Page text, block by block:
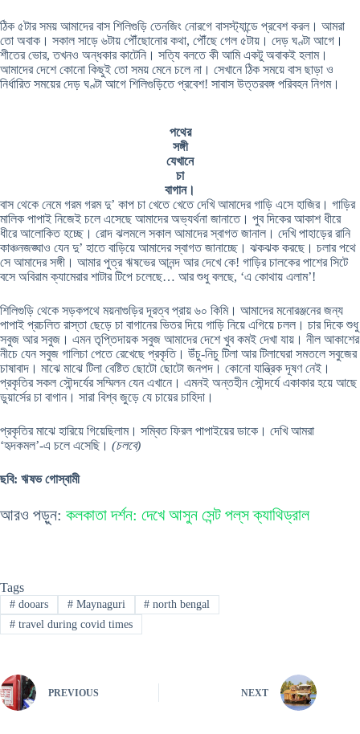
ঠিক ৫টার সময় আমাদের বাস শিলিগুড়ি তেনজিং নোরগে বাসস্ট্যান্ডে প্রবেশ করল। আমরা
তো অবাক। সকাল সাড়ে ৬টায় পৌঁছোনোর কথা, পৌঁছে গেল ৫টায়। দেড় ঘণ্টা আগে।
শীতের ভোর, তখনও অন্ধকার কাটেনি। সত্যি বলতে কী আমি একটু অবাকই হলাম।
আমাদের দেশে কোনো কিছুই তো সময় মেনে চলে না। সেখানে ঠিক সময়ে বাস ছাড়া ও
নির্ধারিত সময়ের দেড় ঘণ্টা আগে শিলিগুড়িতে প্রবেশ! সাবাস উত্তরবঙ্গ পরিবহন নিগম।
পথের
সঙ্গী
যেখানে
চা
বাগান।
বাস থেকে নেমে গরম গরম দু’ কাপ চা খেতে খেতে দেখি আমাদের গাড়ি এসে হাজির। গাড়ির
মালিক পাপাই নিজেই চলে এসেছে আমাদের অভ্যর্থনা জানাতে। পুব দিকের আকাশ ধীরে
ধীরে আলোকিত হচ্ছে। রোদ ঝলমলে সকাল আমাদের স্বাগত জানাল। দেখি পাহাড়ের রানি
কাঞ্চনজঙ্ঘাও যেন দু’ হাতে বাড়িয়ে আমাদের স্বাগত জানাচ্ছে। ঝকঝক করছে। চলার পথে
সে আমাদের সঙ্গী। আমার পুত্র ঋষভের আনন্দ আর দেখে কে! গাড়ির চালকের পাশের সিটে
বসে অবিরাম ক্যামেরার শাটার টিপে চলেছে… আর শুধু বলছে, ‘এ কোথায় এলাম’!
শিলিগুড়ি থেকে সড়কপথে ময়নাগুড়ির দূরত্ব প্রায় ৬০ কিমি। আমাদের মনোরঞ্জনের জন্য
পাপাই প্রচলিত রাস্তা ছেড়ে চা বাগানের ভিতর দিয়ে গাড়ি নিয়ে এগিয়ে চলল। চার দিকে শুধু
সবুজ আর সবুজ। এমন তৃপ্তিদায়ক সবুজ আমাদের দেশে খুব কমই দেখা যায়। নীল আকাশের
নীচে যেন সবুজ গালিচা পেতে রেখেছে প্রকৃতি। উঁচু-নিচু টিলা আর টিলাঘেরা সমতলে সবুজের
চাষাবাদ। মাঝে মাঝে টিলা বেষ্টিত ছোটো ছোটো জনপদ। কোনো যান্ত্রিক দূষণ নেই।
প্রকৃতির সকল সৌন্দর্যের সম্মিলন যেন এখানে। এমনই অন্তহীন সৌন্দর্যে একাকার হয়ে আছে
ডুয়ার্সের চা বাগান। সারা বিশ্ব জুড়ে যে চায়ের চাহিদা।
প্রকৃতির মাঝে হারিয়ে গিয়েছিলাম। সম্বিত ফিরল পাপাইয়ের ডাকে। দেখি আমরা
‘হৃদকমল’-এ চলে এসেছি। (চলবে)
ছবি: ঋষভ গোস্বামী
আরও পড়ুন: কলকাতা দর্শন: দেখে আসুন সেন্ট পল্‌স ক্যাথিড্রাল
Tags
#dooars #Maynaguri # north bengal
#travel during covid times
PREVIOUS NEXT